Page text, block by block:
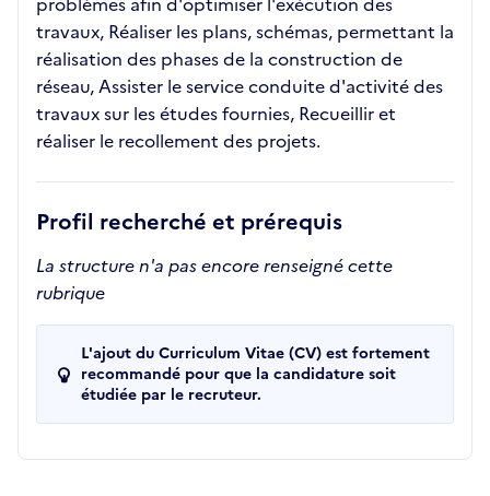
travaux, Réaliser les plans, schémas, permettant la
réalisation des phases de la construction de
réseau, Assister le service conduite d'activité des
travaux sur les études fournies, Recueillir et
réaliser le recollement des projets.
Profil recherché et prérequis
La structure n'a pas encore renseigné cette
rubrique
L'ajout du Curriculum Vitae (CV) est fortement
recommandé pour que la candidature soit
étudiée par le recruteur.